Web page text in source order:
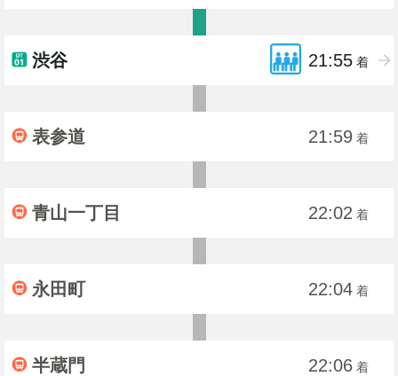
渋谷 21:55 着
表参道 21:59 着
青山一丁目 22:02 着
永田町 22:04 着
半蔵門 22:06 着